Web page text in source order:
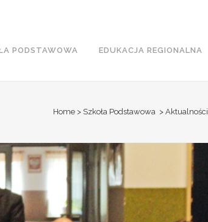
PODSTAWOWA EDUKACJA REGIONALNA
Home > Szkoła Podstawowa > Aktualności